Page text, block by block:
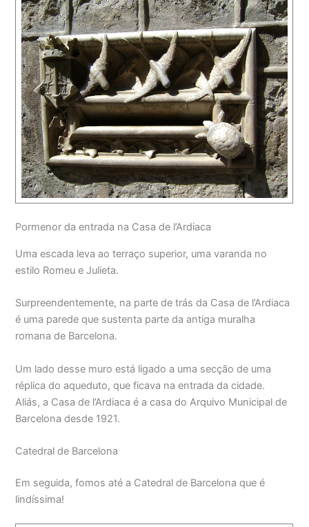
Pormenor da entrada na Casa de l’Ardiaca
Uma escada leva ao terraço superior, uma varanda no
estilo Romeu e Julieta.
Surpreendentemente, na parte de trás da Casa de l’Ardiaca
é uma parede que sustenta parte da antiga muralha
romana de Barcelona.
Um lado desse muro está ligado a uma secção de uma
réplica do aqueduto, que ficava na entrada da cidade.
Aliás, a Casa de l’Ardiaca é a casa do Arquivo Municipal de
Barcelona desde 1921.
Catedral de Barcelona
Em seguida, fomos até a Catedral de Barcelona que é
lindíssima!